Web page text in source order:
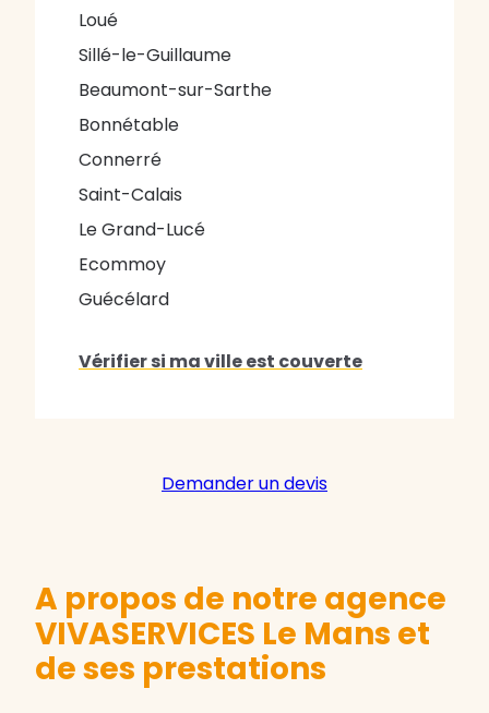
Loué
Sillé-le-Guillaume
Beaumont-sur-Sarthe
Bonnétable
Connerré
Saint-Calais
Le Grand-Lucé
Ecommoy
Guécélard
Vérifier si ma ville est couverte
Demander un devis
A propos de notre agence
VIVASERVICES Le Mans et
de ses prestations